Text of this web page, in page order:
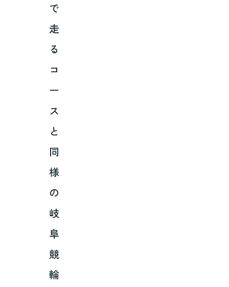
で
走
る
コ
ー
ス
と
同
様
の
岐
阜
競
輪